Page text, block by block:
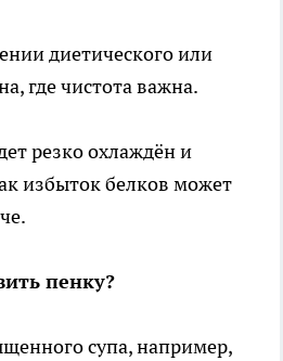
диетического или
где чистота важна.
резко охлаждён и
избыток белков может
пенку?
супа, например,